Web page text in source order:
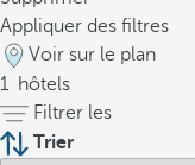
Appliquer des filtres
Voir sur le plan
1 hôtels
Filtrer les
Trier